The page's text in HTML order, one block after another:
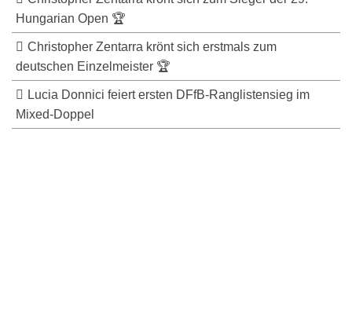
Hungarian Open 🏆
Christopher Zentarra krönt sich erstmals zum
deutschen Einzelmeister 🏆
Lucia Donnici feiert ersten DFfB-Ranglistensieg im
Mixed-Doppel